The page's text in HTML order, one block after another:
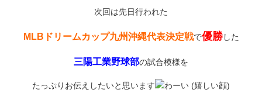
次回は先日行われた
MLBドリームカップ九州沖縄代表決定戦で優勝した
三陽工業野球部の試合模様を
たっぷりお伝えしたいと思います